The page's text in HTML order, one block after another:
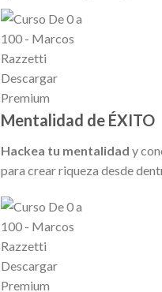
Mentalidad de ÉXITO
Hackea tu mentalidad y
para crear riqueza desde